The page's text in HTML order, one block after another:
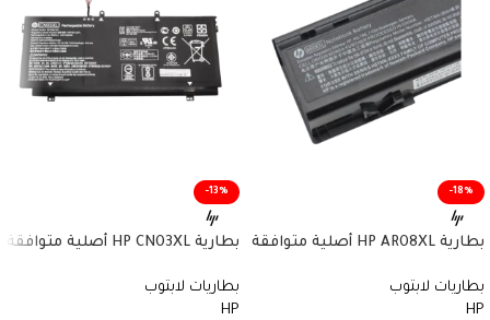
-18%
بطارية HP AR08XL أصلية متوافقة
ساعة
بطاريات لابتوب
HP
-13%
بطارية HP CN03XL أصلية متوافقة
سعة 57.9 واط/ساعة
بطاريات لابتوب
HP